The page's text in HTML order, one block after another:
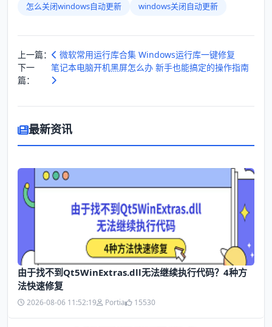
怎么关闭windows自动更新
windows关闭自动更新
上一篇：
微软常用运行库合集 Windows运行库一键修复
下一
篇：
笔记本电脑开机黑屏怎么办 新手也能搞定的操作指南
最新资讯
由于找不到Qt5WinExtras.dll无法继续执行代码？4种方
法快速修复
2026-08-06 11:52:19 Portia 15530